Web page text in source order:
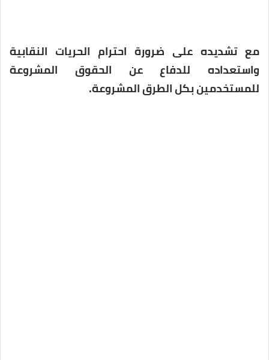
مع تشديده على ضرورة احترام الحريات النقابية
واستعداده للدفاع عن الحقوق المشروعة
للمستخدمين بكل الطرق المشروعة.